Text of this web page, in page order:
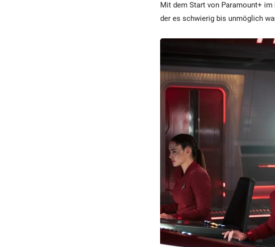
Mit dem Start von Paramount+
der es schwierig bis unmöglich